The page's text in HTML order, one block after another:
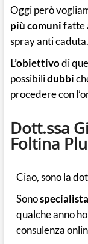
Oggi però
più comunifatte
spray anti caduta.
L’obiettivodi
possibilidubbi
procedere con
Dott.ssa
Foltina
Ciao, sono la
Sono
qualche anno
consulenza